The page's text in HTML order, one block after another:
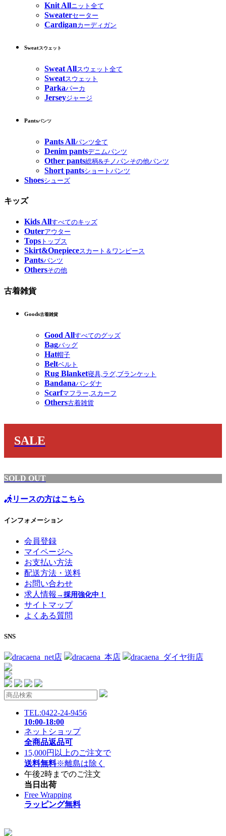
Knit Allニット全て
Sweaterセーター
Cardiganカーディガン
Sweatスウェット
Sweat Allスウェット全て
Sweatスウェット
Parkaパーカ
Jerseyジャージ
Pantsパンツ
Pants Allパンツ全て
Denim pantsデニムパンツ
Other pants総柄&チノパンその他パンツ
Short pantsショートパンツ
Shoesシューズ
キッズ
Kids Allすべてのキッズ
Outerアウター
Tops トップス
Skirt&Onepieceスカート＆ワンピース
Pantsパンツ
Othersその他
古着雑貨
Goods古着雑貨
Good Allすべてのグッズ
Bagバッグ
Hat帽子
Beltベルト
Rug Blanket寝具,ラグ,ブランケット
Bandanaバンダナ
Scarfマフラー,スカーフ
Others古着雑貨
SALE
SOLD OUT
リースの方はこちら
インフォメーション
会員登録
マイページへ
お支払い方法
配送方法・送料
お問い合わせ
求人情報 →採用強化中！
サイトマップ
よくある質問
SNS
dracaena_net店 dracaena_本店 dracaena_ダイヤ街店
TEL:0422-24-9456
10:00-18:00
ネットショップ
全商品返品可
15,000円以上のご注文で
送料無料※離島は除く
午後2時までのご注文
当日出荷
Free Wrapping
ラッピング無料